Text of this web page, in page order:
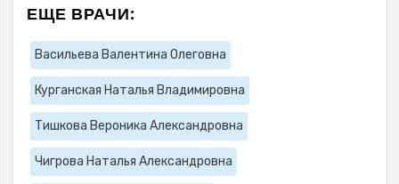
ЕЩЕ ВРАЧИ:
Васильева Валентина Олеговна
Курганская Наталья Владимировна
Тишкова Вероника Александровна
Чигрова Наталья Александровна